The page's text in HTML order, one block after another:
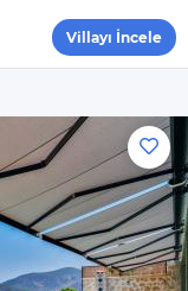
Villayı İncele